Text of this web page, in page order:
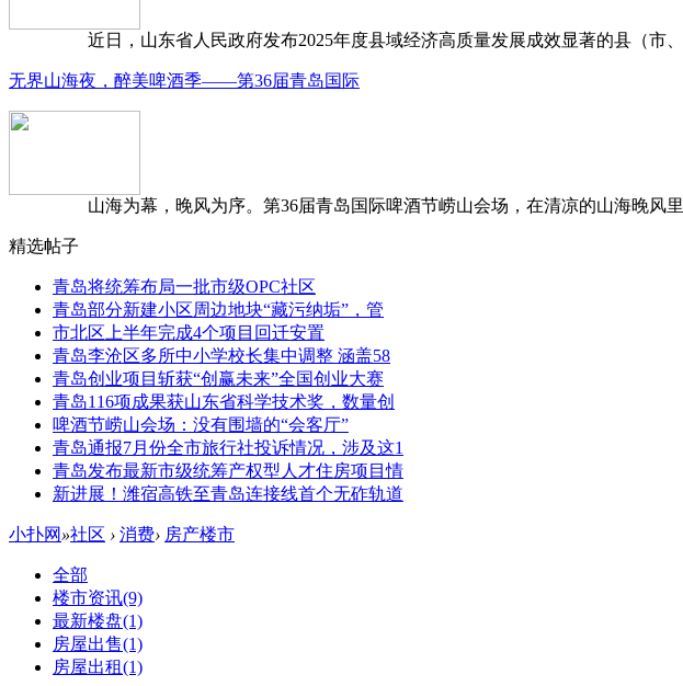
近日，山东省人民政府发布2025年度县域经济高质量发展成效显著的县（市
无界山海夜，醉美啤酒季——第36届青岛国际
山海为幕，晚风为序。第36届青岛国际啤酒节崂山会场，在清凉的山海晚风
精选帖子
青岛将统筹布局一批市级OPC社区
青岛部分新建小区周边地块“藏污纳垢”，管
市北区上半年完成4个项目回迁安置
青岛李沧区多所中小学校长集中调整 涵盖58
青岛创业项目斩获“创赢未来”全国创业大赛
青岛116项成果获山东省科学技术奖，数量创
啤酒节崂山会场：没有围墙的“会客厅”
青岛通报7月份全市旅行社投诉情况，涉及这1
青岛发布最新市级统筹产权型人才住房项目情
新进展！潍宿高铁至青岛连接线首个无砟轨道
小扑网 »社区 › 消费› 房产楼市
全部
楼市资讯(9)
最新楼盘(1)
房屋出售(1)
房屋出租(1)